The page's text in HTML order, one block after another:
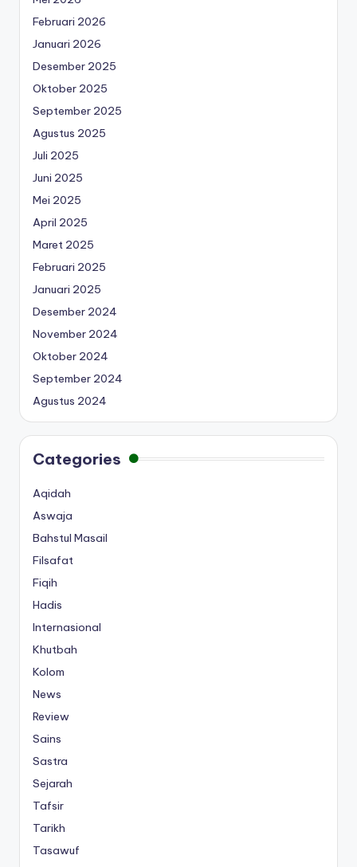
Februari 2026
Januari 2026
Desember 2025
Oktober 2025
September 2025
Agustus 2025
Juli 2025
Juni 2025
Mei 2025
April 2025
Maret 2025
Februari 2025
Januari 2025
Desember 2024
November 2024
Oktober 2024
September 2024
Agustus 2024
Categories
Aqidah
Aswaja
Bahstul Masail
Filsafat
Fiqih
Hadis
Internasional
Khutbah
Kolom
News
Review
Sains
Sastra
Sejarah
Tafsir
Tarikh
Tasawuf